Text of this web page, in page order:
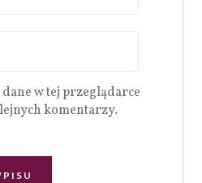
w tej przeglądarce
komentarzy.